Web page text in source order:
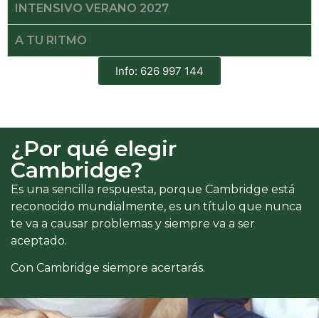
INTENSIVO VERANO 2027
A TU RITMO
Info: 626 997 144
¿Por qué elegir
Cambridge?
Es una sencilla respuesta, porque Cambridge está
reconocido mundialmente, es un título que nunca
te va a causar problemas y siempre va a ser
aceptado.
Con Cambridge siempre acertarás.